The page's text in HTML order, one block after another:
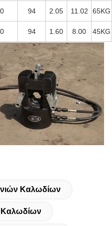
94 2.05 11.02 65KG
94 1.60 8.00 45KG
Καλωδίων
Καλωδίων